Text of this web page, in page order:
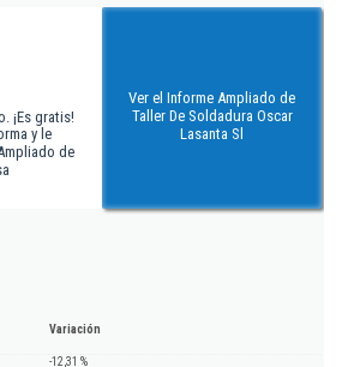
¡Es gratis!
y le
de
Ver el Informe Ampliado de
Taller De Soldadura Oscar
Lasanta Sl
Variación
-12,31 %